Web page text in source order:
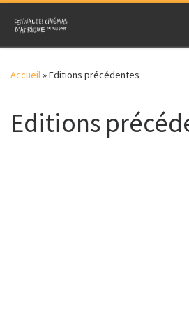
Skip to content
Accueil»Editions précédentes
Editions